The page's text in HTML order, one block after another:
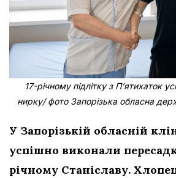
17-річному підлітку з Пʼятихаток
нирку/ фото Запорізька обласна
У Запорізькій обласній
успішно виконали
річному Станіславу.